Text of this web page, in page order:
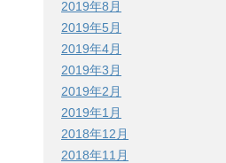
2019年8月
2019年5月
2019年4月
2019年3月
2019年2月
2019年1月
2018年12月
2018年11月